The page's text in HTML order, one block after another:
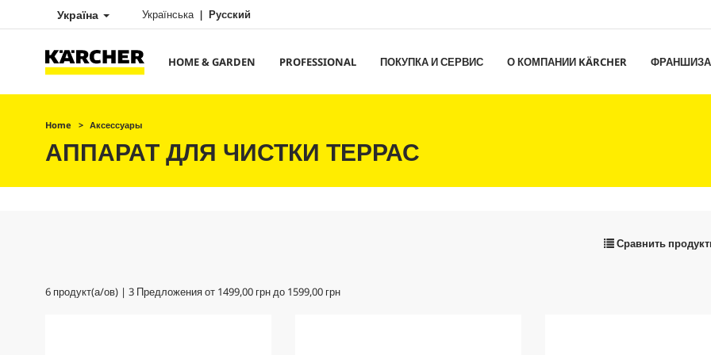
Україна Українська Русский
HOME & GARDEN PROFESSIONAL ПОКУПКА И СЕРВИС О КОМПАНИИ KÄRCHER ФРАНШИЗА
Home Аксессуары
АППАРАТ ДЛЯ ЧИСТКИ ТЕРРАС
Сравнить
6 продукт(а/ов) | 3 Предложения от 1499,00 грндо 1599,00 грн